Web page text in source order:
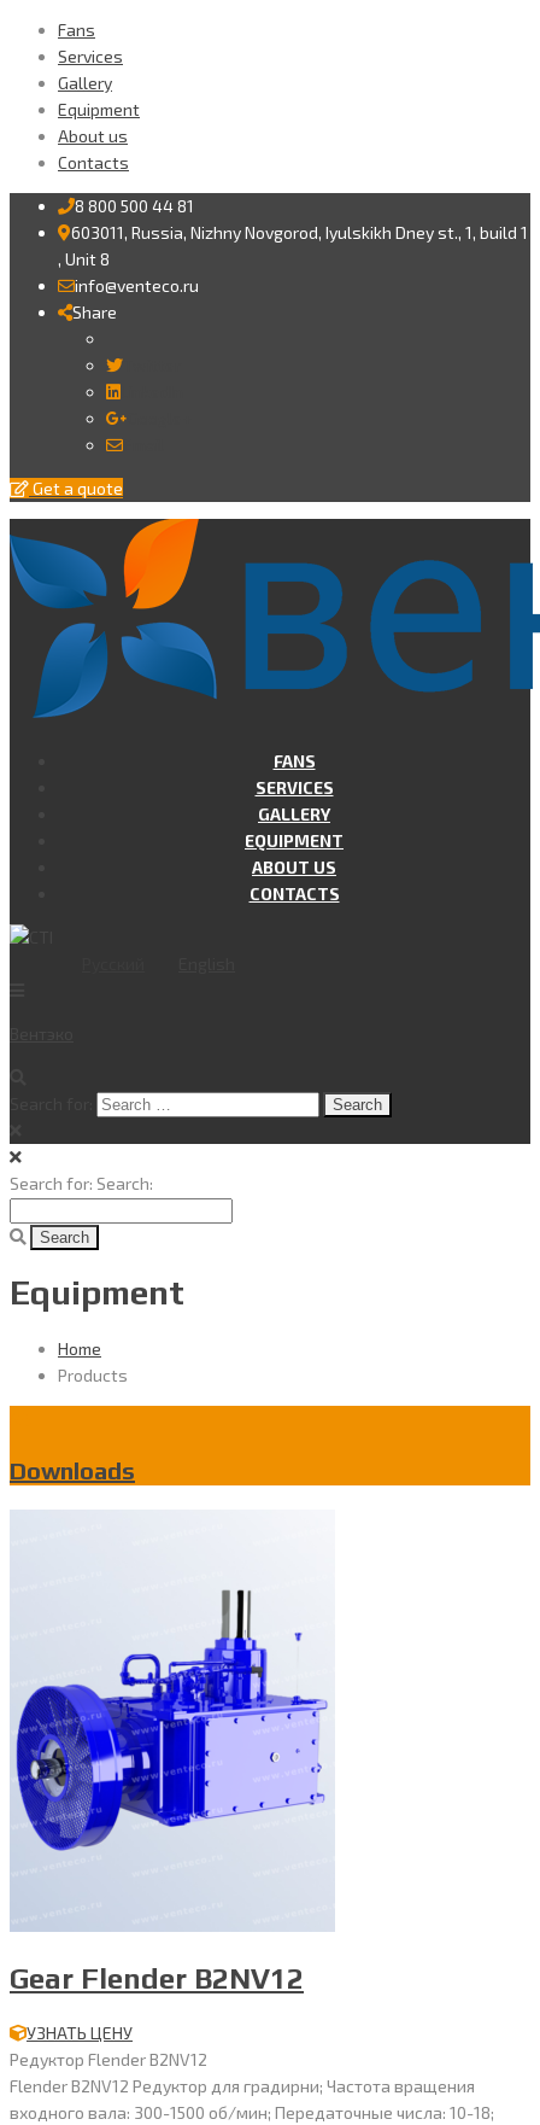
Fans
Services
Gallery
Equipment
About us
Contacts
8 800 500 44 81
603011, Russia, Nizhny Novgorod, Iyulskikh Dney st., 1, build 1
, Unit 8
info@venteco.ru
Share
Get a quote
FANS
SERVICES
GALLERY
EQUIPMENT
ABOUT US
CONTACTS
Search for: Search:
Equipment
Home
Products
Downloads
Gear Flender B2NV12
УЗНАТЬ ЦЕНУ
Редуктор Flender B2NV12
Flender B2NV12 Редуктор для градирни; Частота вращения
входного вала: 300-1500 об/мин; Передаточные числа: 10-18;